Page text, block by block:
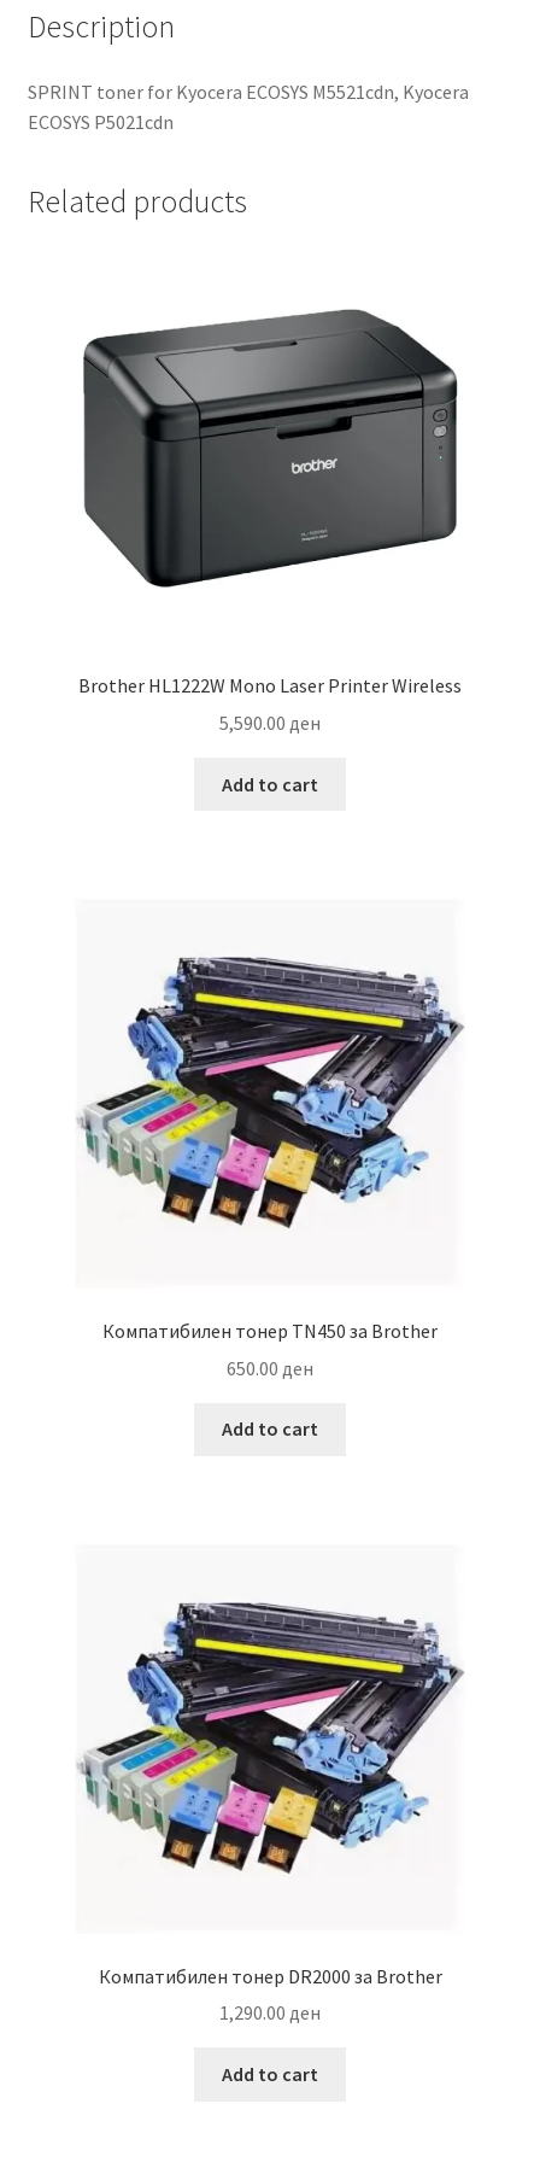
Description
SPRINT toner for Kyocera ECOSYS M5521cdn, Kyocera
ECOSYS P5021cdn
Related products
Brother HL1222W Mono Laser Printer Wireless
5,590.00 ден
Add to cart
Компатибилен тонер TN450 за Brother
650.00 ден
Add to cart
Компатибилен тонер DR2000 за Brother
1,290.00 ден
Add to cart